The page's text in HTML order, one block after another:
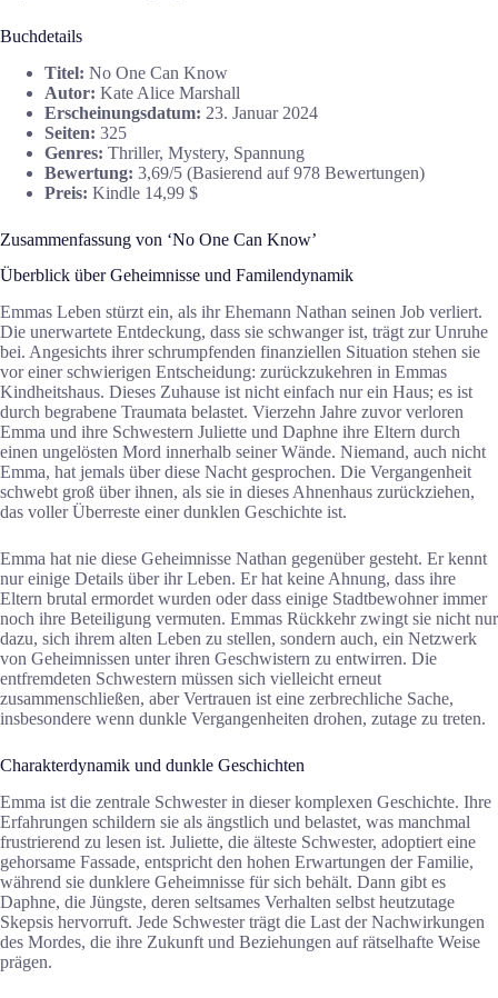
Buchdetails
Titel: No One Can Know
Autor: Kate Alice Marshall
Erscheinungsdatum: 23. Januar 2024
Seiten: 325
Genres: Thriller, Mystery, Spannung
Bewertung: 3,69/5 (Basierend auf 978 Bewertungen)
Preis: Kindle 14,99 $
Zusammenfassung von ‘No One Can Know’
Überblick über Geheimnisse und Familendynamik
Emmas Leben stürzt ein, als ihr Ehemann Nathan seinen Job verliert.
Die unerwartete Entdeckung, dass sie schwanger ist, trägt zur Unruhe
bei. Angesichts ihrer schrumpfenden finanziellen Situation stehen sie
vor einer schwierigen Entscheidung: zurückzukehren in Emmas
Kindheitshaus. Dieses Zuhause ist nicht einfach nur ein Haus; es ist
durch begrabene Traumata belastet. Vierzehn Jahre zuvor verloren
Emma und ihre Schwestern Juliette und Daphne ihre Eltern durch
einen ungelösten Mord innerhalb seiner Wände. Niemand, auch nicht
Emma, hat jemals über diese Nacht gesprochen. Die Vergangenheit
schwebt groß über ihnen, als sie in dieses Ahnenhaus zurückziehen,
das voller Überreste einer dunklen Geschichte ist.
Emma hat nie diese Geheimnisse Nathan gegenüber gesteht. Er kennt
nur einige Details über ihr Leben. Er hat keine Ahnung, dass ihre
Eltern brutal ermordet wurden oder dass einige Stadtbewohner immer
noch ihre Beteiligung vermuten. Emmas Rückkehr zwingt sie nicht nur
dazu, sich ihrem alten Leben zu stellen, sondern auch, ein Netzwerk
von Geheimnissen unter ihren Geschwistern zu entwirren. Die
entfremdeten Schwestern müssen sich vielleicht erneut
zusammenschließen, aber Vertrauen ist eine zerbrechliche Sache,
insbesondere wenn dunkle Vergangenheiten drohen, zutage zu treten.
Charakterdynamik und dunkle Geschichten
Emma ist die zentrale Schwester in dieser komplexen Geschichte. Ihre
Erfahrungen schildern sie als ängstlich und belastet, was manchmal
frustrierend zu lesen ist. Juliette, die älteste Schwester, adoptiert eine
gehorsame Fassade, entspricht den hohen Erwartungen der Familie,
während sie dunklere Geheimnisse für sich behält. Dann gibt es
Daphne, die Jüngste, deren seltsames Verhalten selbst heutzutage
Skepsis hervorruft. Jede Schwester trägt die Last der Nachwirkungen
des Mordes, die ihre Zukunft und Beziehungen auf rätselhafte Weise
prägen.